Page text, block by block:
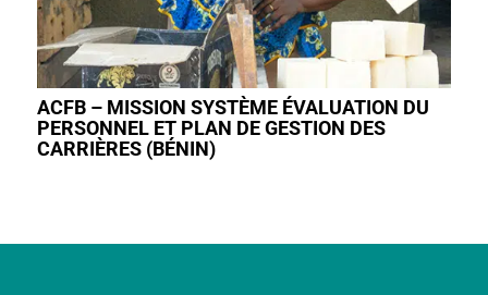
ACFB – MISSION SYSTÈME ÉVALUATION DU
PERSONNEL ET PLAN DE GESTION DES
CARRIÈRES (BÉNIN)